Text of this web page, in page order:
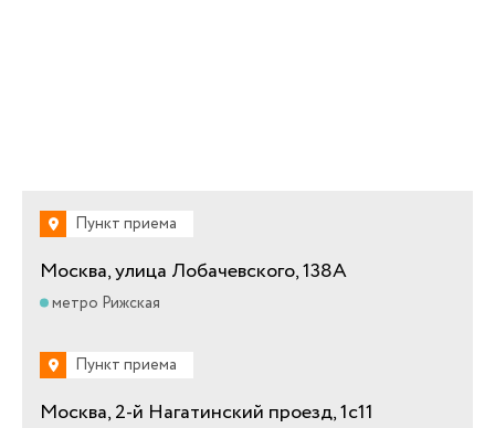
Пункт приема
Москва, улица Лобачевского, 138А
метро Рижская
Пункт приема
Москва, 2-й Нагатинский проезд, 1с11